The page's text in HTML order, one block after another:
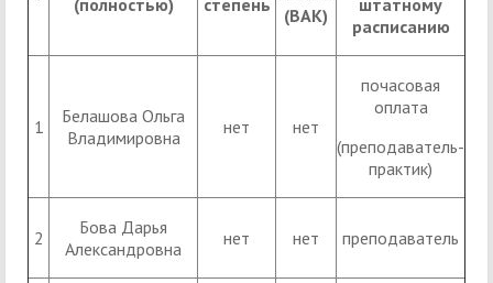
(полностью)
степень
(ВАК)
штатному
расписанию
1
Белашова Ольга
Владимировна
нет нет
почасовая
оплата
(преподаватель-
практик)
2
Бова Дарья
Александровна
нет нет преподаватель